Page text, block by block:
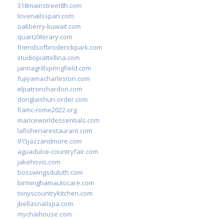
318mainstreet8h.com
lovenailsspari.com
oakberry-kuwait.com
quartzliterary.com
friendsofbroderickpark.com
studiopiattellina.com
jannagrillspringfield.com
fujiyamacharleston.com
elpatronchardon.com
donglaishun-order.com
fiamc-rome2022.org
mariceworldessentials.com
lafisheriarestaurant.com
915jazzandmore.com
aguadulce-countryfair.com
jakehovis.com
bosswingsduluth.com
birminghamautocare.com
tonyscountrykitchen.com
jbellasnailspa.com
mychaihouse.com